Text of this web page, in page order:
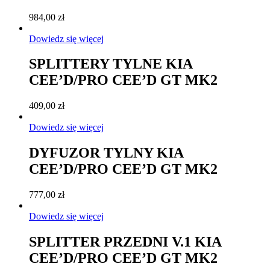
984,00 zł
Dowiedz się więcej
SPLITTERY TYLNE KIA
CEE’D/PRO CEE’D GT MK2
409,00 zł
Dowiedz się więcej
DYFUZOR TYLNY KIA
CEE’D/PRO CEE’D GT MK2
777,00 zł
Dowiedz się więcej
SPLITTER PRZEDNI V.1 KIA
CEE’D/PRO CEE’D GT MK2